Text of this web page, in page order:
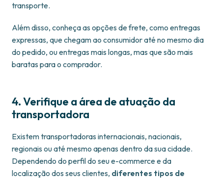
transporte.
Além disso, conheça as opções de frete, como entregas
expressas, que chegam ao consumidor até no mesmo dia
do pedido, ou entregas mais longas, mas que são mais
baratas para o comprador.
4. Verifique a área de atuação da
transportadora
Existem transportadoras internacionais, nacionais,
regionais ou até mesmo apenas dentro da sua cidade.
Dependendo do perfil do seu e-commerce e da
localização dos seus clientes, diferentes tipos de